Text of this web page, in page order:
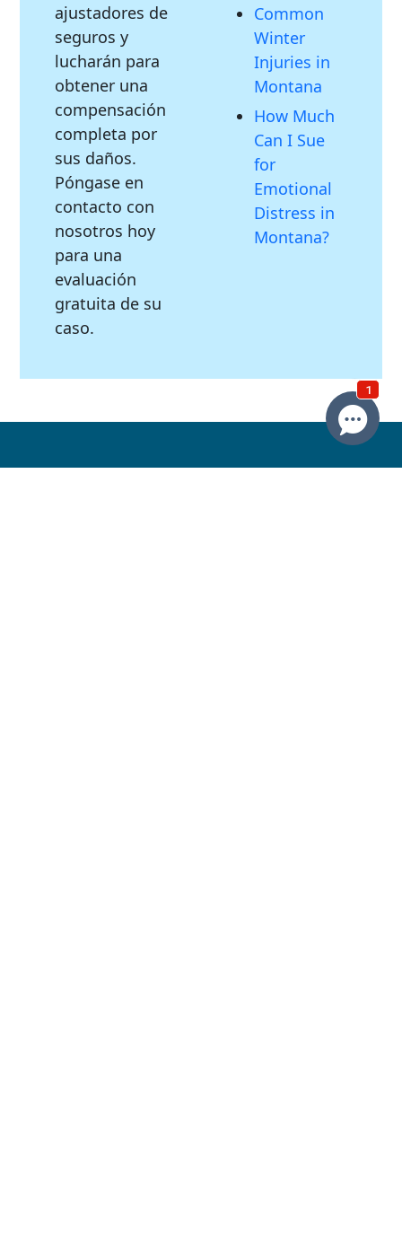
ajustadores de
seguros y
lucharán para
obtener una
compensación
completa por
sus daños.
Póngase en
contacto con
nosotros hoy
para una
evaluación
gratuita de su
caso.
Common
Winter
Injuries in
Montana
How Much
Can I Sue
for
Emotional
Distress in
Montana?